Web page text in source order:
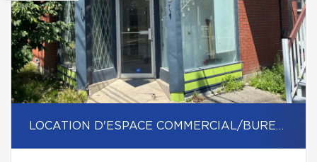
LOCATION D'ESPACE COMMERCIAL/BUREAU